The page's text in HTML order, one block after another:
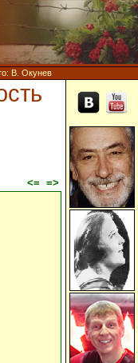
В. Окунев
<= =>